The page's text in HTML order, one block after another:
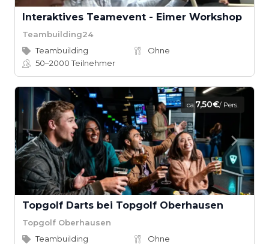
Interaktives Teamevent - Eimer Workshop
Teambuilding24
Teambuilding
Ohne
50–2000Teilnehmer
ca.7,50€/ Pers.
Topgolf Darts bei Topgolf Oberhausen
Topgolf Oberhausen
Teambuilding
Ohne